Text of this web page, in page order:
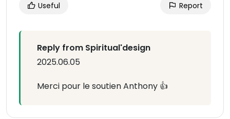
Useful Report
Reply from Spiritual'design
2025.06.05
Merci pour le soutien Anthony 👍